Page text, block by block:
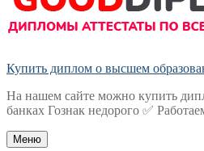
Купить диплом о высшем
На нашем сайте можно купить
банках Гознак недорого ✅
Меню